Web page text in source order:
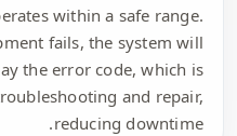
within a safe range.
fails, the system will
the error code, which is
and repair,
reducing downtime.